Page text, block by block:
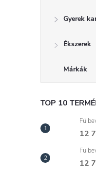
e
l
Gyerek
Ékszerek
Márkák
TOP 10
12
12